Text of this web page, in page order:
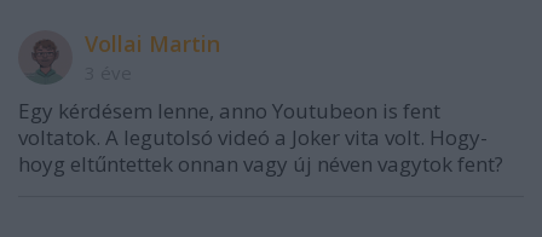
Vollai Martin
Egy kérdésem lenne, anno Youtubeon is fent
voltatok. A legutolsó videó a Joker vita volt. Hogy-
hoyg eltűntettek onnan vagy új néven vagytok fent?